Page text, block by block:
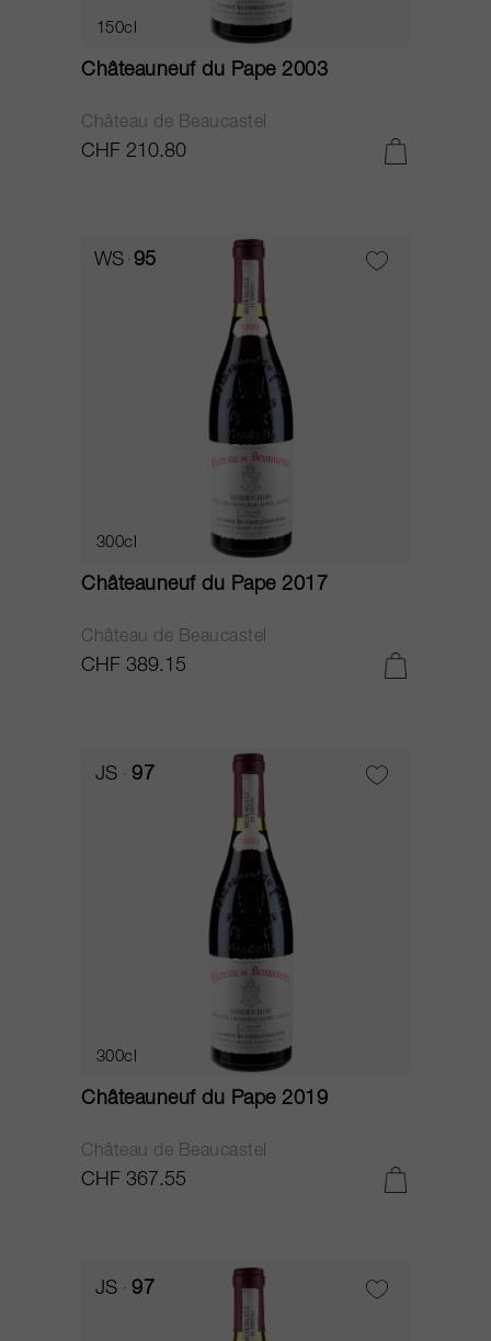
150cl
Châteauneuf du Pape 2003
Château de Beaucastel
CHF 210.80
WS 95
300cl
Châteauneuf du Pape 2017
Château de Beaucastel
CHF 389.15
JS 97
300cl
Châteauneuf du Pape 2019
Château de Beaucastel
CHF 367.55
JS 97